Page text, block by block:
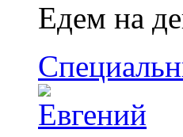
Едем на